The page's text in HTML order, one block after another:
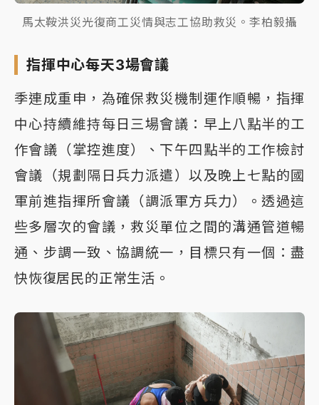
馬太鞍洪災光復商工災情與志工協助救災。李柏毅攝
指揮中心每天3場會議
季連成重申，為確保救災機制運作順暢，指揮
中心持續維持每日三場會議：早上八點半的工
作會議（掌控進度）、下午四點半的工作檢討
會議（規劃隔日兵力派遣）以及晚上七點的國
軍前進指揮所會議（調派軍方兵力）。透過這
些多層次的會議，救災單位之間的溝通管道暢
通、步調一致、協調統一，目標只有一個：盡
快恢復居民的正常生活。